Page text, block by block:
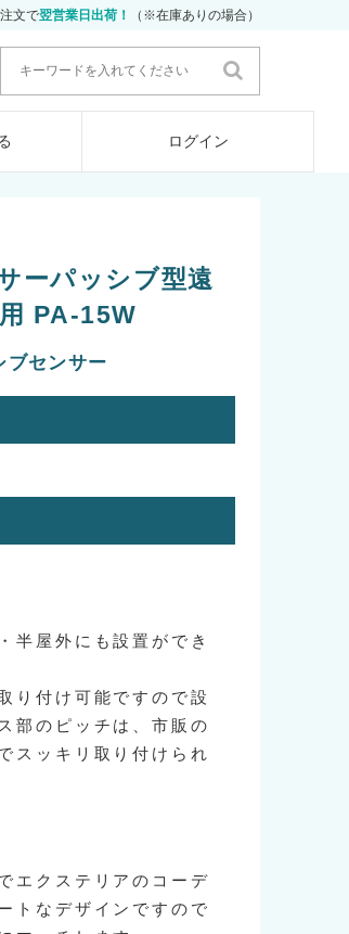
文で翌営業日出荷！ （※在庫ありの場合）
ログイン
ーパッシブ型遠
PA-15W
ブセンサー
半屋外にも設置ができ
り付け可能ですので設
部のピッチは、市販の
スッキリ取り付けられ
エクステリアのコーデ
トなデザインですので